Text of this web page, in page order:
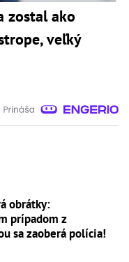
zostal ako
veľký
obrátky:
prípadom z
sa zaoberá polícia!